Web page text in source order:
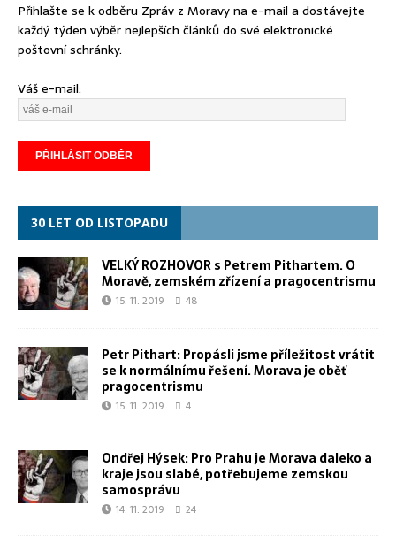
Přihlašte se k odběru Zpráv z Moravy na e-mail a dostávejte
každý týden výběr nejlepších článků do své elektronické
poštovní schránky.
Váš e-mail:
30 LET OD LISTOPADU
VELKÝ ROZHOVOR s Petrem Pithartem. O
Moravě, zemském zřízení a pragocentrismu
15. 11. 2019 48
Petr Pithart: Propásli jsme příležitost vrátit
se k normálnímu řešení. Morava je oběť
pragocentrismu
15. 11. 2019 4
Ondřej Hýsek: Pro Prahu je Morava daleko a
kraje jsou slabé, potřebujeme zemskou
samosprávu
14. 11. 2019 24